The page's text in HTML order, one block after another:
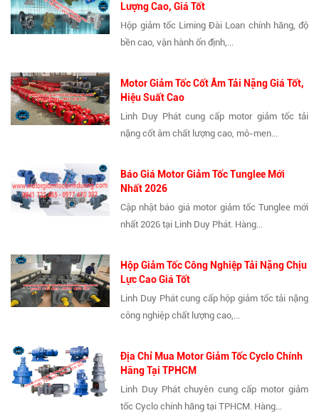
Lượng Cao, Giá Tốt
Hộp giảm tốc Liming Đài Loan chính hãng, độ
bền cao, vận hành ổn định,...
Motor Giảm Tốc Cốt Âm Tải Nặng Giá Tốt,
Hiệu Suất Cao
Linh Duy Phát cung cấp motor giảm tốc tải
nặng cốt âm chất lượng cao, mô-men...
Báo Giá Motor Giảm Tốc Tunglee Mới
Nhất 2026
Cập nhật báo giá motor giảm tốc Tunglee mới
nhất 2026 tại Linh Duy Phát. Hàng...
Hộp Giảm Tốc Công Nghiệp Tải Nặng Chịu
Lực Cao Giá Tốt
Linh Duy Phát cung cấp hộp giảm tốc tải nặng
công nghiệp chất lượng cao,...
Địa Chỉ Mua Motor Giảm Tốc Cyclo Chính
Hãng Tại TPHCM
Linh Duy Phát chuyên cung cấp motor giảm
tốc Cyclo chính hãng tại TPHCM. Hàng...